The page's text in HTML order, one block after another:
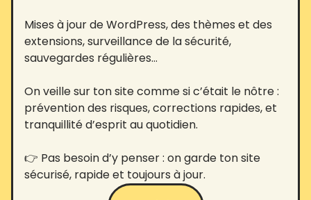
Mises à jour de WordPress, des thèmes et des
extensions, surveillance de la sécurité,
sauvegardes régulières…
On veille sur ton site comme si c’était le nôtre :
prévention des risques, corrections rapides, et
tranquillité d’esprit au quotidien.
👉 Pas besoin d’y penser : on garde ton site
sécurisé, rapide et toujours à jour.